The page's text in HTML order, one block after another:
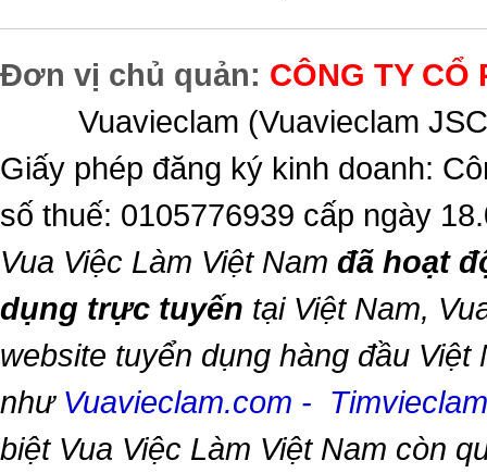
Đơn vị chủ quản: CÔNG TY CỔ
Vuavieclam (Vuavieclam
Giấy phép đăng ký kinh doanh:
số thuế: 0105776939 cấp ngày
Vua Việc Làm Việt Nam đã hoạt
dụng trực tuyến tại Việt Nam,
website tuyển dụng hàng đầu Việt
như Vuavieclam.com -
biệt Vua Việc Làm Việt Nam còn